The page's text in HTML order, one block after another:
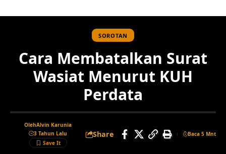
SOROTAN
Cara Membatalkan Surat
Wasiat Menurut KUH
Perdata
OlehAlvin Karunia
3 Tahun Lalu
Share Baca 5 Mnt